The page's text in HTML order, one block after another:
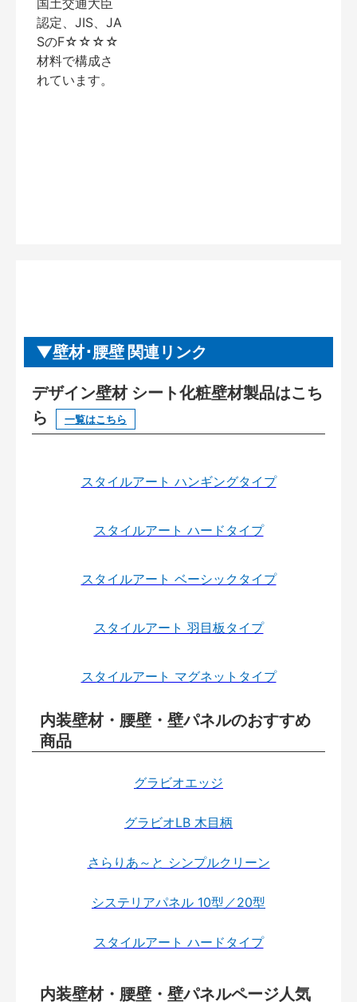
認定、JIS、JA
SのF☆☆☆☆
材料で構成さ
れています。
壁材･腰壁 関連リンク
デザイン壁材 シート化粧壁材製品はこち
ら
一覧はこちら
スタイルアート ハンギングタイプ
スタイルアート ハードタイプ
スタイルアート ベーシックタイプ
スタイルアート 羽目板タイプ
スタイルアート マグネットタイプ
内装壁材・腰壁・壁パネルのおすすめ
商品
グラビオエッジ
グラビオLB 木目柄
さらりあ～と シンプルクリーン
システリアパネル 10型／20型
スタイルアート ハードタイプ
内装壁材・腰壁・壁パネルページ人気